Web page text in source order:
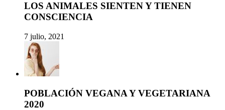
LOS ANIMALES SIENTEN Y TIENEN
CONSCIENCIA
7 julio, 2021
POBLACIÓN VEGANA Y VEGETARIANA
2020